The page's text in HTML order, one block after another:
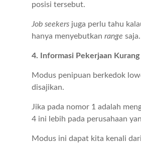
posisi tersebut.
Job seekers juga perlu tahu
hanya menyebutkan range
4. Informasi Pekerjaan
Modus penipuan berkedok
disajikan.
Jika pada nomor 1 adalah
4 ini lebih pada perusahaan
Modus ini dapat kita kenali